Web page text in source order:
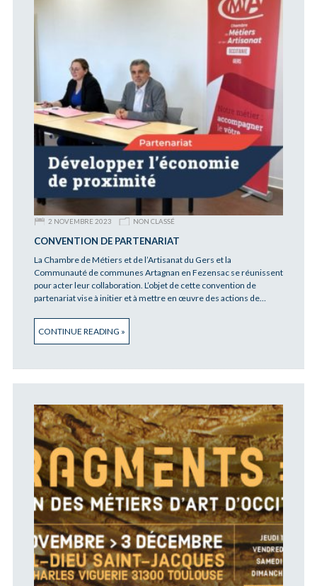
2 NOVEMBRE 2023 NON CLASSÉ
CONVENTION DE PARTENARIAT
La Chambre de Métiers et de l’Artisanat du Gers et la
Communauté de communes Artagnan en Fezensac se réunissent
pour acter leur collaboration. L’objet de cette convention de
partenariat vise à initier et à mettre en œuvre des actions de…
CONTINUE READING »